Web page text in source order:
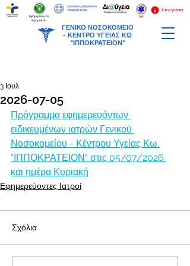
ΓΕΝΙΚΟ ΝΟΣΟΚΟΜΕΙΟ
- ΚΕΝΤΡΟ ΥΓΕΙΑΣ ΚΩ
"ΙΠΠΟΚΡΑΤΕΙΟΝ"
Επείγοντα
Εφημερεύοντα
Φαρμακεία
2026-07-05
3 Ιουλ
Πρόγραμμα εφημερευόντων
ειδικευμένων ιατρών Γενικού
Νοσοκομείου - Κέντρου Υγείας Κω
"ΙΠΠΟΚΡΑΤΕΙΟΝ" στις 05/07/2026
και ημέρα Κυριακή
Εφημερεύοντες Ιατροί
Σχόλια